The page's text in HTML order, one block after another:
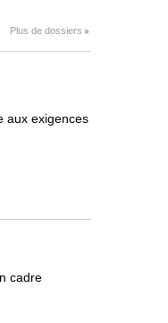
Plus de dossiers
aux exigences
cadre